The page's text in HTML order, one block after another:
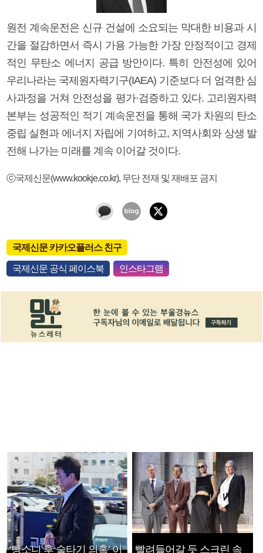
원전 계속운전은 신규 건설에 소요되는 막대한 비용과 시
간을 절감하면서 즉시 가용 가능한 가장 안정적이고 경제
적인 무탄소 에너지 공급 방안이다. 특히 안전성에 있어
우리나라는 국제원자력기구(IAEA) 기준보다 더 엄격한 심
사과정을 거쳐 안전성을 평가·검증하고 있다. 고리원자력
본부는 성공적인 적기 계속운전을 통해 국가 차원의 탄소
중립 실현과 에너지 자립에 기여하고, 지역사회와 상생 발
전해 나가는 미래를 계속 이어갈 것이다.
ⓒ국제신문(www.kookje.co.kr), 무단 전재 및 재배포 금지
국제신문 카카오플러스 친구
국제신문 공식 페이스북 인스타그램
‘뺑소니 후 술타기 의혹’ 이 빨려들어갈 듯 스크린 속